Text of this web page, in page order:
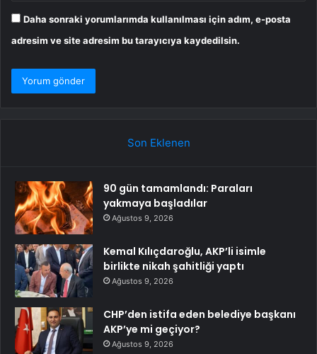
Daha sonraki yorumlarımda kullanılması için adım, e-posta
adresim ve site adresim bu tarayıcıya kaydedilsin.
Son Eklenen
90 gün tamamlandı: Paraları
yakmaya başladılar
Ağustos 9, 2026
Kemal Kılıçdaroğlu, AKP’li isimle
birlikte nikah şahitliği yaptı
Ağustos 9, 2026
CHP’den istifa eden belediye başkanı
AKP’ye mi geçiyor?
Ağustos 9, 2026